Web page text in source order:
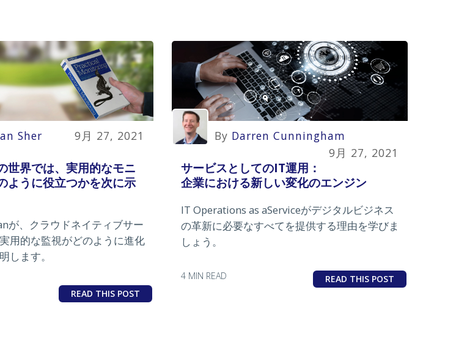
Sher 9月 27, 2021
世界では、実用的なモニ
ように役立つかを次に示
が、クラウドネイティブサー
用的な監視がどのように進化
します。
READ THIS POST
By Darren Cunningham
9月 27, 2021
サービスとしてのIT運用：
企業における新しい変化のエンジン
IT Operations as aServiceがデジタルビジネス
の革新に必要なすべてを提供する理由を学びま
しょう。
4 MIN READ READ THIS POST